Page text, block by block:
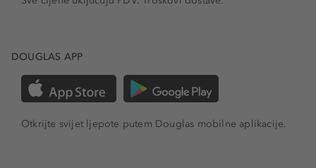
DOUGLAS APP
Otkrijte svijet ljepote putem Douglas mobilne aplikacije.